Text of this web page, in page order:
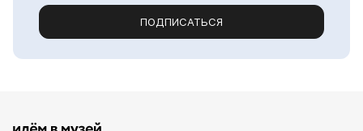
ПОДПИСАТЬСЯ